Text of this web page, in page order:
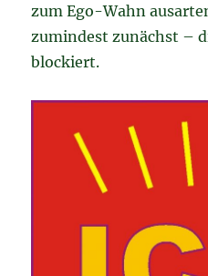
zum Ego-Wahn
zumindest zunächst –
blockiert.